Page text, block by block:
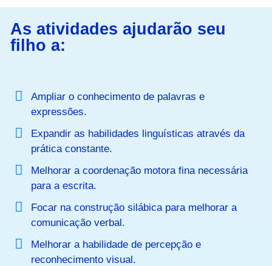
Ampliar o conhecimento de palavras e
expressões.
Expandir as habilidades linguísticas através da
prática constante.
Melhorar a coordenação motora fina necessária
para a escrita.
Focar na construção silábica para melhorar a
comunicação verbal.
Melhorar a habilidade de percepção e
reconhecimento visual.
As atividades ajudarão seu
filho a: